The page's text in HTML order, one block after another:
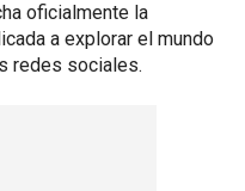
oficialmente la
a explorar el mundo
redes sociales.